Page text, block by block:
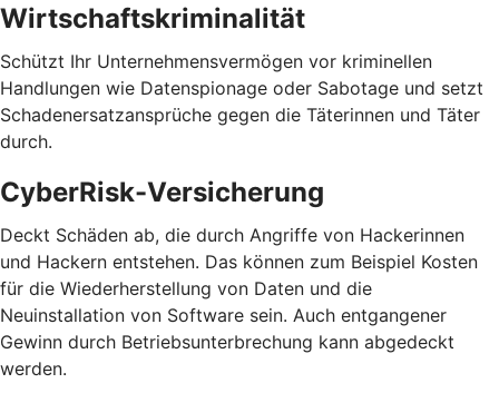
Wirtschaftskriminalität
Schützt Ihr Unternehmensvermögen vor kriminellen
Handlungen wie Datenspionage oder Sabotage und setzt
Schadenersatzansprüche gegen die Täterinnen und Täter
durch.
CyberRisk-Versicherung
Deckt Schäden ab, die durch Angriffe von Hackerinnen
und Hackern entstehen. Das können zum Beispiel Kosten
für die Wiederherstellung von Daten und die
Neuinstallation von Software sein. Auch entgangener
Gewinn durch Betriebsunterbrechung kann abgedeckt
werden.